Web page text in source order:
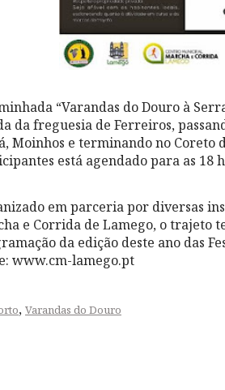
“Varandas do Douro à
da freguesia de Ferreiros,
Moinhos e terminando no Coreto
está agendado para as 18
em parceria por diversas
e Corrida de Lamego, o trajeto
da edição deste ano das
www.cm-lamego.pt
, Varandas do Douro